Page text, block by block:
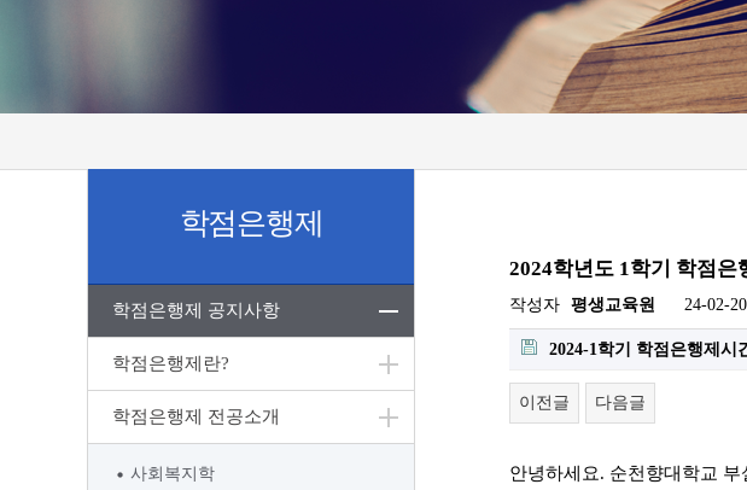
학점은행제
학점은행제 공지사항
학점은행제란?
학점은행제 전공소개
사회복지학
2024학년도 1학기 학점
작성자 평생교육원 24-02-
2024-1학기 학점은행제
이전글 다음글
안녕하세요. 순천향대학교